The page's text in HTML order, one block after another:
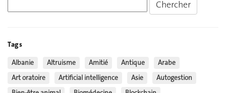
Tags
Albanie Altruisme Amitié Antique
Arabe
Art oratoire
Artificial intelligence Asie
Autogestion